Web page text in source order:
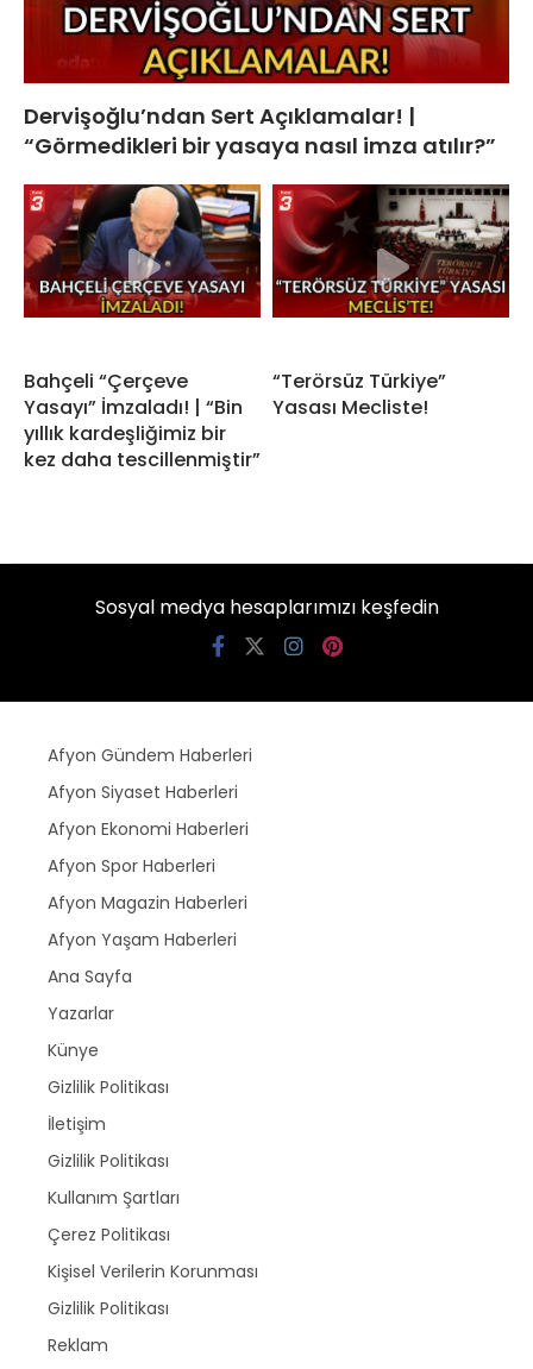
Dervişoğlu’ndan Sert Açıklamalar! |
“Görmedikleri bir yasaya nasıl imza atılır?”
Bahçeli “Çerçeve
Yasayı” İmzaladı! | “Bin
yıllık kardeşliğimiz bir
kez daha tescillenmiştir”
“Terörsüz Türkiye”
Yasası Mecliste!
Sosyal medya hesaplarımızı keşfedin
Afyon Gündem Haberleri
Afyon Siyaset Haberleri
Afyon Ekonomi Haberleri
Afyon Spor Haberleri
Afyon Magazin Haberleri
Afyon Yaşam Haberleri
Ana Sayfa
Yazarlar
Künye
Gizlilik Politikası
İletişim
Gizlilik Politikası
Kullanım Şartları
Çerez Politikası
Kişisel Verilerin Korunması
Gizlilik Politikası
Reklam